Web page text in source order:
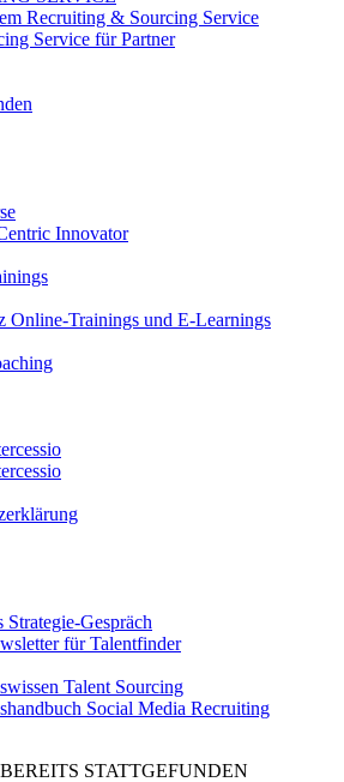
Recruiting & Sourcing Service
Service für Partner
Innovator
Online-Trainings und E-Learnings
Strategie-Gespräch
für Talentfinder
Talent Sourcing
Social Media Recruiting
STATTGEFUNDEN